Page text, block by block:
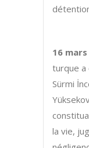
16 mars
turque a
Sürmi
la vie,